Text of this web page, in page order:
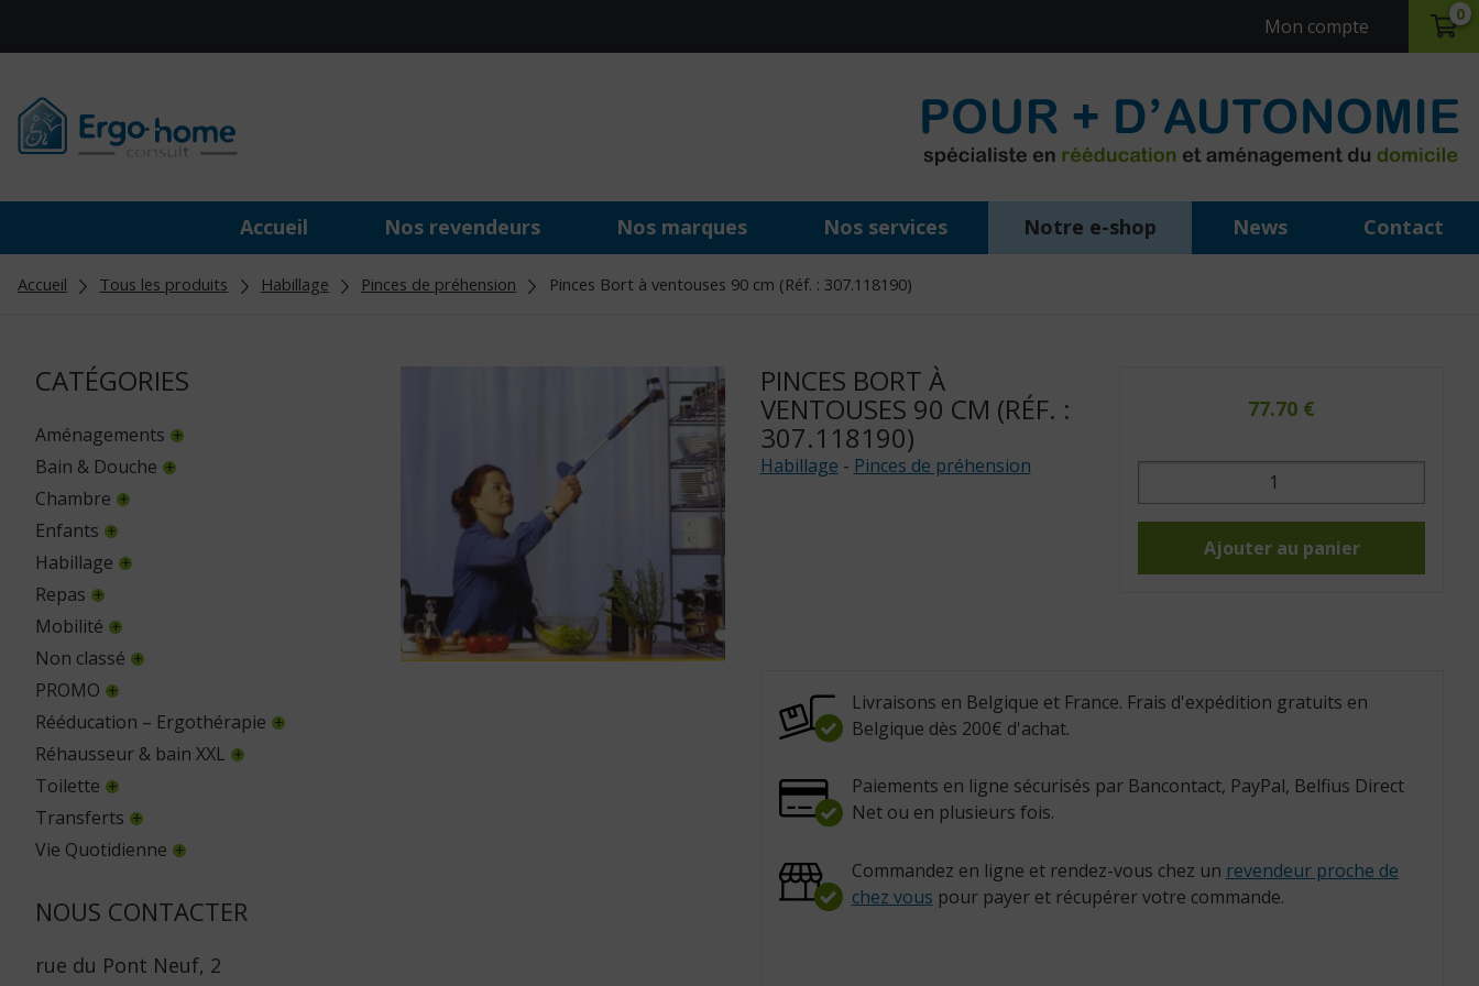
Mon compte
0
Accueil Nos revendeurs Nos marques Nos services Notre e-shop News Contact
Accueil Tous les produits Habillage Pinces de préhension Pinces Bort à ventouses 90 cm (Réf. : 307.118190)
CATÉGORIES
Aménagements
Bain & Douche
Chambre
Enfants
Habillage
Repas
Mobilité
Non classé
PROMO
Rééducation – Ergothérapie
Réhausseur & bain XXL
Toilette
Transferts
Vie Quotidienne
NOUS CONTACTER
rue du Pont Neuf, 2
PINCES BORT À
VENTOUSES 90 CM (RÉF. :
307.118190)
Habillage - Pinces de préhension
77.70 €
quantité
à
ventouses
cm
Ajouter au panier
Livraisons en Belgique et France. Frais d'expédition gratuits en
Belgique dès 200€ d'achat.
Paiements en ligne sécurisés par Bancontact, PayPal, Belfius Direct
Net ou en plusieurs fois.
Commandez en ligne et rendez-vous chez un revendeur proche de
chez vous pour payer et récupérer votre commande.